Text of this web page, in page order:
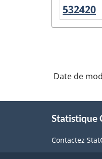
Système
de
Nord
532420
Date de
Statistique
Contactez